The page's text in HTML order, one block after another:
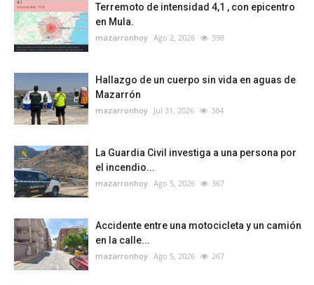
Terremoto de intensidad 4,1 , con epicentro
en Mula.
mazarronhoy Ago 2, 2026 398
Hallazgo de un cuerpo sin vida en aguas de
Mazarrón
mazarronhoy Jul 31, 2026 384
La Guardia Civil investiga a una persona por
el incendio...
mazarronhoy Ago 5, 2026 367
Accidente entre una motocicleta y un camión
en la calle...
mazarronhoy Ago 5, 2026 267